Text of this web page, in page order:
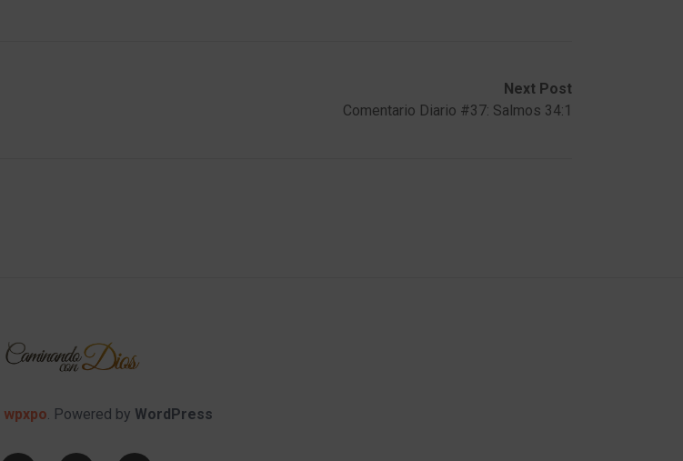
Next Post
Comentario Diario #37: Salmos 34:1
wpxpo. Powered by WordPress